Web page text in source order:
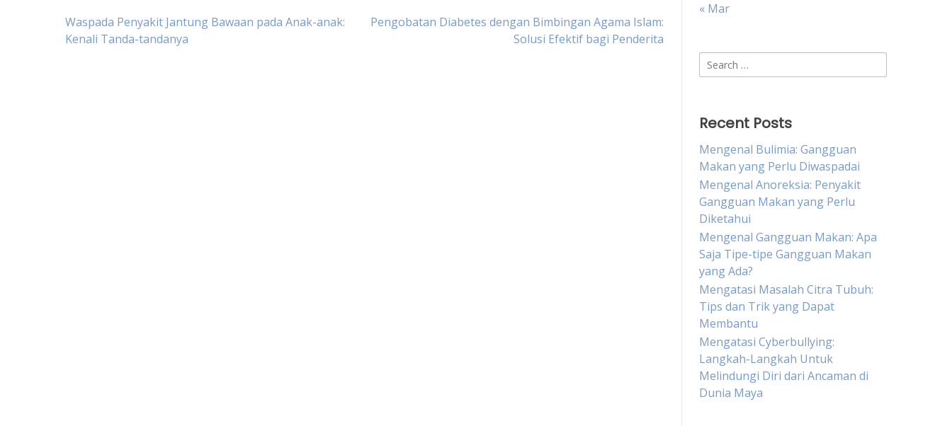
Post
Waspada Penyakit Jantung Bawaan pada Anak-anak:
Kenali Tanda-tandanya
Pengobatan Diabetes dengan Bimbingan Agama Islam:
Solusi Efektif bagi Penderita
« Mar
Search
for:
Recent Posts
Mengenal Bulimia: Gangguan
Makan yang Perlu Diwaspadai
Mengenal Anoreksia: Penyakit
Gangguan Makan yang Perlu
Diketahui
Mengenal Gangguan Makan: Apa
Saja Tipe-tipe Gangguan Makan
yang Ada?
Mengatasi Masalah Citra Tubuh:
Tips dan Trik yang Dapat
Membantu
Mengatasi Cyberbullying:
Langkah-Langkah Untuk
Melindungi Diri dari Ancaman di
Dunia Maya